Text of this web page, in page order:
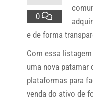
0
e de forma
Com essa
uma nova patamar
plataformas para
venda do ativo de